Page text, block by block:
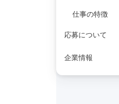
仕事の特徴
応募について
企業情報